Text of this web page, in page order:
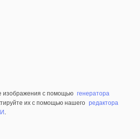
изображения с помощью генератора
их с помощью нашего редактора
.